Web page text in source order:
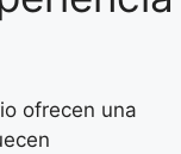
ofrecen una